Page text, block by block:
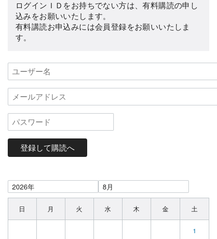
ログインＩＤをお持ちでない方は、有料購読の申し
込みをお願いいたします。
有料講読お申込みには会員登録をお願いいたしま
す。
登録して購読へ
日 月 火 水 木 金 土
1